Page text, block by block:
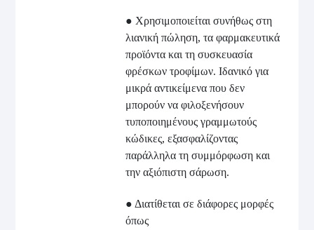
● Χρησιμοποιείται συνήθως στη
λιανική πώληση, τα φαρμακευτικά
προϊόντα και τη συσκευασία
φρέσκων τροφίμων. Ιδανικό για
μικρά αντικείμενα που δεν
μπορούν να φιλοξενήσουν
τυποποιημένους γραμμωτούς
κώδικες, εξασφαλίζοντας
παράλληλα τη συμμόρφωση και
την αξιόπιστη σάρωση.
● Διατίθεται σε διάφορες μορφές
όπως